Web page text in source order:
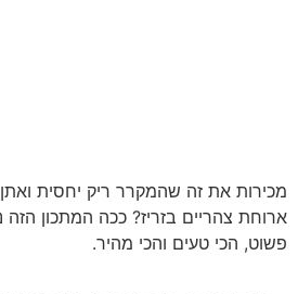
מכירות את זה שהמקרר ריק יחסית
ארוחת צהריים בזריז? ככה המתכון הזה
פשוט, הכי טעים והכי מהיר.